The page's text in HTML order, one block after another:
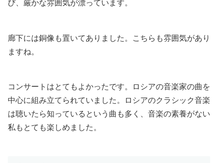
び、厳かな雰囲気が漂っています。
廊下には銅像も置いてありました。こちらも雰囲気があり
ますね。
コンサートはとてもよかったです。ロシアの音楽家の曲を
中心に組み立てられていました。ロシアのクラシック音楽
は聴いたら知っているという曲も多く、音楽の素養がない
私もとても楽しめました。